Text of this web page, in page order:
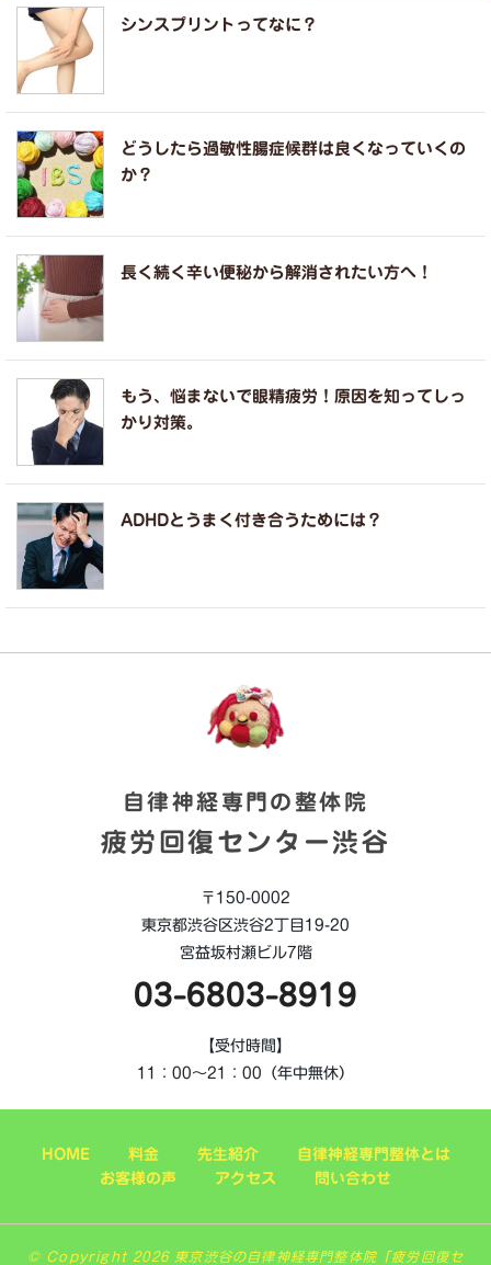
シンスプリントってなに？
どうしたら過敏性腸症候群は良くなっていくの
か？
長く続く辛い便秘から解消されたい方へ！
もう、悩まないで眼精疲労！原因を知ってしっ
かり対策。
ADHDとうまく付き合うためには？
自律神経専門の整体院
疲労回復センター渋谷
〒150-0002
東京都渋谷区渋谷2丁目19-20
宮益坂村瀬ビル7階
03-6803-8919
【受付時間】
11：00～21：00（年中無休）
HOME 料金 先生紹介
自律神経専門整体とは
お客様の声
アクセス 問い合わせ
© Copyright 2026 東京渋谷の自律神経専門整体院「疲労回復セ